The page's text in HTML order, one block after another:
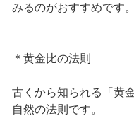
みるのがおすすめです。
＊黄金比の法則
古くから知られる「黄
自然の法則です。